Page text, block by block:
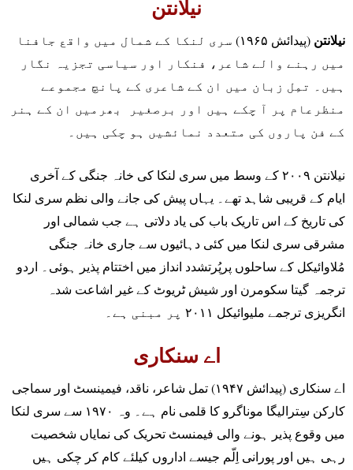
نیلانتن
نیلانتن
(پیدائش ۱۹۶۵) سری لنکا کے شمال میں واقع جافنا
میں رہنے والے شاعر، فنکار اور سیاسی تجزیہ نگار
ہیں۔ تمِل زبان میں ان کے شاعری کے پانچ مجموعے
منظرعام پر آ چکے ہیں اور برصغیر بھرمیں ان کے ہنر
کے فن پاروں کی متعدد نمائشیں ہو چکی ہیں۔
ایام کے قریبی شاہد تھے۔ یہاں پیش کی جانے والی نظم سری لنکا
کی تاریخ کے اس تاریک باب کی یاد دلاتی ہے جب شمالی اور
مشرقی سری لنکا میں کئی دہائیوں سے جاری خانہ جنگی
مُلاوائیکل کے ساحلوں پرپُرتشدد انداز میں اختتام پذیر ہوئی۔ اردو
ترجمہ گیتا سکومرن اور شیش ٹریوٹ کے غیر اشاعت شدہ
انگریزی ترجمے ملیوائیکل ۲۰۱۱ پر مبنی ہے۔
اے سنکاری
اے سنکاری (پیدائش ۱۹۴۷) تمل شاعر، ناقد، فیمینسٹ اور سماجی
کارکن سِترالیگا موناگرو کا قلمی نام ہے۔ وہ ۱۹۷۰ سے سری لنکا
میں وقوع پذیر ہونے والی فیمنسٹ تحریک کی نمایاں شخصیت
رہی ہیں اور پورانی اِلّم جیسے اداروں کیلئے کام کر چکی ہیں